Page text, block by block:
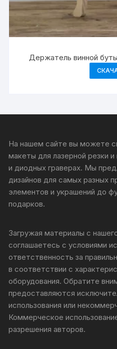
Держатель винной
На нашем сайте вы можете
макеты для лазерной резки и
и диодных граверах. Мы
дизайнов для самых разных
элементов и украшений до
подарков.
Загружая материалы с
соглашаетесь с условиями
ответственность за
в соответствии с
оборудования. Обратите
предоставляются
использования или
Коммерческое
разрешения авторов.